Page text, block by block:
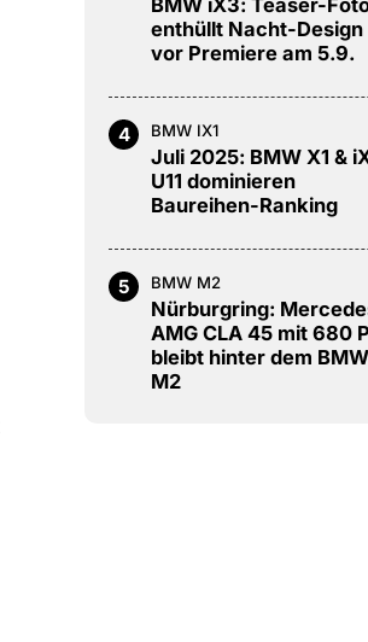
BMW iX3: Teaser-
enthüllt Nacht-Design
vor Premiere am 5.9.
4 BMW IX1
Juli 2025: BMW X1 &
U11 dominieren
Baureihen-Ranking
5 BMW M2
Nürburgring:
AMG CLA 45 mit 680
bleibt hinter dem BMW
M2